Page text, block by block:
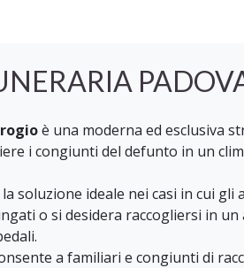
è una moderna ed esclusiva
i congiunti del defunto in un
la soluzione ideale nei casi in cui
o si desidera raccogliersi in
a familiari e congiunti di